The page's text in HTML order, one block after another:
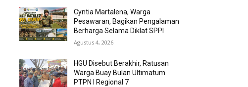
Cyntia Martalena, Warga
Pesawaran, Bagikan Pengalaman
Berharga Selama Diklat SPPI
Agustus 4, 2026
HGU Disebut Berakhir, Ratusan
Warga Buay Bulan Ultimatum
PTPN I Regional 7